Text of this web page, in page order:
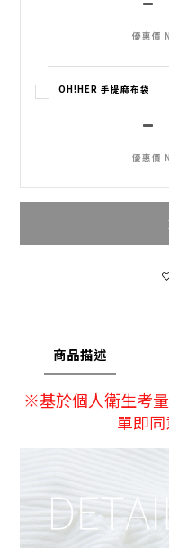
優惠價
OH!HER 手提麻布袋
優惠價
商品描述
※基於個人衛生考
單即